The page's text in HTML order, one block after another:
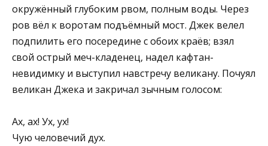
окружённый глубоким рвом, полным воды. Через
ров вёл к воротам подъёмный мост. Джек велел
подпилить его посередине с обоих краёв; взял
свой острый меч-кладенец, надел кафтан-
невидимку и выступил навстречу великану. Почуял
великан Джека и закричал зычным голосом:
Ах, ах! Ух, ух!
Чую человечий дух.